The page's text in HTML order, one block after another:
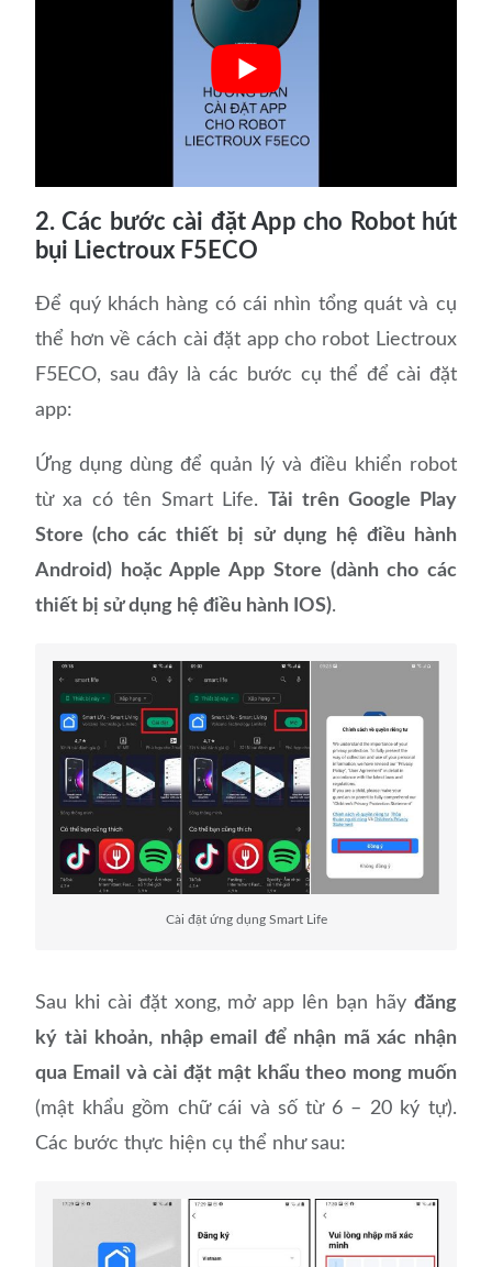
2. Các bước cài đặt App cho Robot hút
bụi Liectroux F5ECO
Để quý khách hàng có cái nhìn tổng quát và cụ
thể hơn về cách cài đặt app cho robot Liectroux
F5ECO, sau đây là các bước cụ thể để cài đặt
app:
Ứng dụng dùng để quản lý và điều khiển robot
từ xa có tên Smart Life.Tải trên Google Play
Store (cho các thiết bị sử dụng hệ điều hành
Android) hoặc Apple App Store (dành cho các
thiết bị sử dụng hệ điều hành IOS).
Cài đặt ứng dụng Smart Life
Sau khi cài đặt xong, mở app lên bạn hãy đăng
ký tài khoản, nhập email để nhận mã xác nhận
qua Email và cài đặt mật khẩu theo mong muốn
(mật khẩu gồm chữ cái và số từ 6 – 20 ký tự).
Các bước thực hiện cụ thể như sau: